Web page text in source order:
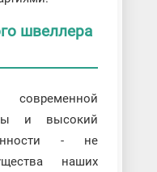
швеллера
и высокий
- не
наших